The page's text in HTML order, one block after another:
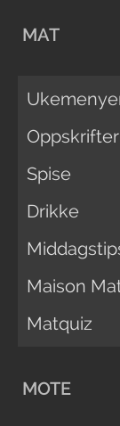
MAT
Oppskrifter
Spise
Drikke
Maison
Matquiz
MOTE